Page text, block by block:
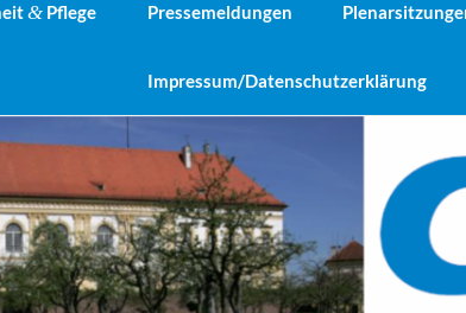
& Pflege Pressemeldungen
Impressum/Datenschutzerklärung